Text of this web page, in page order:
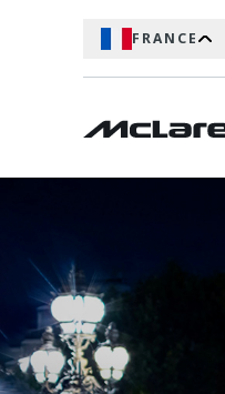
FRANCE